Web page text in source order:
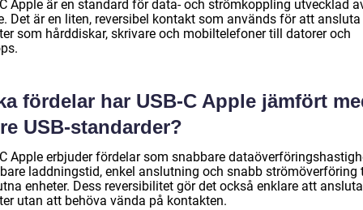
Apple är en standard för data- och strömkoppling utvecklad
Det är en liten, reversibel kontakt som används för att ansluta
som hårddiskar, skrivare och mobiltelefoner till datorer och
fördelar har USB-C Apple jämfört
USB-standarder?
Apple erbjuder fördelar som snabbare
laddningstid, enkel anslutning och snabb strömöverföring
enheter. Dess reversibilitet gör det också enklare att ansluta
utan att behöva vända på kontakten.